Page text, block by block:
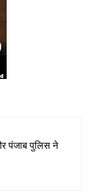
पंजाब पुलिस ने